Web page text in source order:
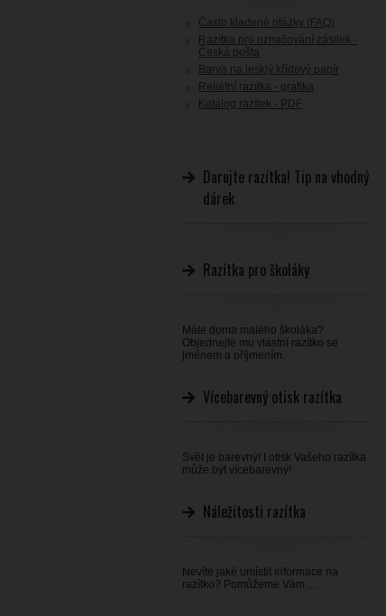
Často kladené otázky (FAQ)
Razítka pro označování zásilek -
Česká pošta
Barva na lesklý křídový papír
Reliéfní razítka - grafika
Katalog razítek - PDF
Darujte razítka! Tip na vhodný
dárek
Razítka pro školáky
Máte doma malého školáka?
Objednejte mu vlastní razítko se
jménem a příjmením.
Vícebarevný otisk razítka
Svět je barevný! I otisk Vašeho razítka
může být vícebarevný!
Náležitosti razítka
Nevíte jaké umístit informace na
razítko? Pomůžeme Vám ...